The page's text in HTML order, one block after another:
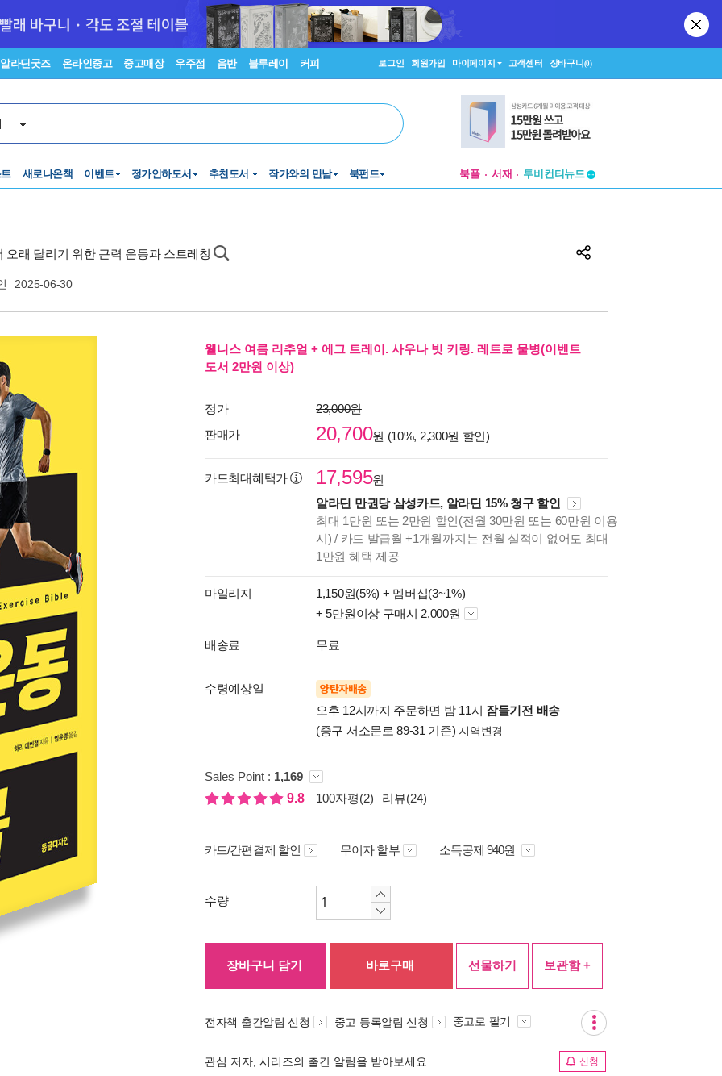
알라딘굿즈 온라인중고 중고매장 우주점 음반 블루레이 커피 로그인 회원가입 마이페이지 고객센터 장바구니(0)
새로나온책 이벤트 정가인하도서 추천도서 작가와의 만남 북펀드 북플 서재
창작플랫폼
오래 달리기 위한 근력 운동과 스트레칭
2025-06-30
웰니스 여름 리추얼 + 에그 트레이. 사우나 빗 키링. 레트로 물병(이벤트
도서 2만원 이상)
정가
23,000원
판매가
20,700원 (10%, 2,300원 할인)
카드최대혜택가 17,595원
알라딘 만권당 삼성카드, 알라딘 15% 청구 할인
최대 1만원 또는 2만원 할인(전월 30만원 또는 60만원 이용
시) / 카드 발급월 +1개월까지는 전월 실적이 없어도 최대
1만원 혜택 제공
마일리지 1,150원(5%) + 멤버십(3~1%)
+ 5만원이상 구매시 2,000원
배송료 무료
수령예상일 양탄자배송
오후 12시까지 주문하면 밤 11시 잠들기전 배송
(중구 서소문로 89-31 기준) 지역변경
Sales Point : 1,169
9.8
100자평(2) 리뷰(24)
카드/간편결제 할인 무이자 할부 소득공제 940원
수량
장바구니 담기 바로구매 선물하기 보관함 +
전자책 출간알림 신청 중고 등록알림 신청 중고로 팔기
관심 저자, 시리즈의 출간 알림을 받아보세요 신청